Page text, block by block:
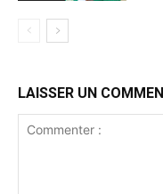
LAISSER UN